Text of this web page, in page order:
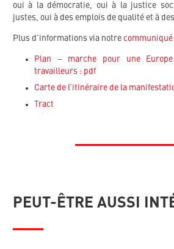
oui à la démocratie, oui à la justice
justes, oui à des emplois de qualité et à
Plus d’informations via notre
Plan – marche pour une
travailleurs : pdf
Carte de l’itinéraire de la
Tract
PEUT-ÊTRE AUSSI